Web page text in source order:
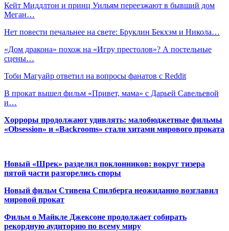
Кейт Миддлтон и принц Уильям переезжают в бывший дом
Меган…
Нет повести печальнее на свете: Бруклин Бекхэм и Никола…
«Дом дракона» похож на «Игру престолов»? А постельные
сцены…
Тоби Магуайр ответил на вопросы фанатов с Reddit
В прокат вышел фильм «Привет, мама» с Дарьей Савельевой
и…
Хорроры продолжают удивлять: малобюджетные фильмы
«Obsession» и «Backrooms» стали хитами мирового проката
Новый «Шрек» разделил поклонников: вокруг тизера
пятой части разгорелись споры
Новый фильм Стивена Спилберга неожиданно возглавил
мировой прокат
Фильм о Майкле Джексоне продолжает собирать
рекордную аудиторию по всему миру